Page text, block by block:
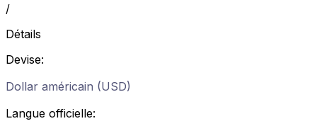
/
Détails
Devise:
Dollar américain (USD)
Langue officielle: